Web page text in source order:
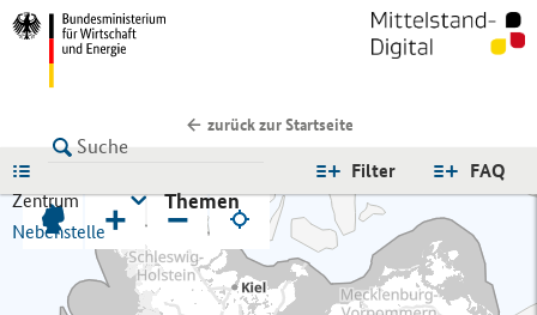
zurück zur Startseite
FAQ
Filter
Zentrum
Nebenstelle
Themen
+ −